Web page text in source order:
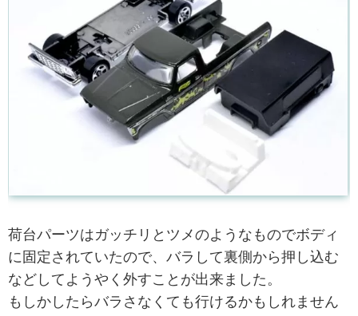
荷台パーツはガッチリとツメのようなものでボディ
に固定されていたので、バラして裏側から押し込む
などしてようやく外すことが出来ました。
もしかしたらバラさなくても行けるかもしれません